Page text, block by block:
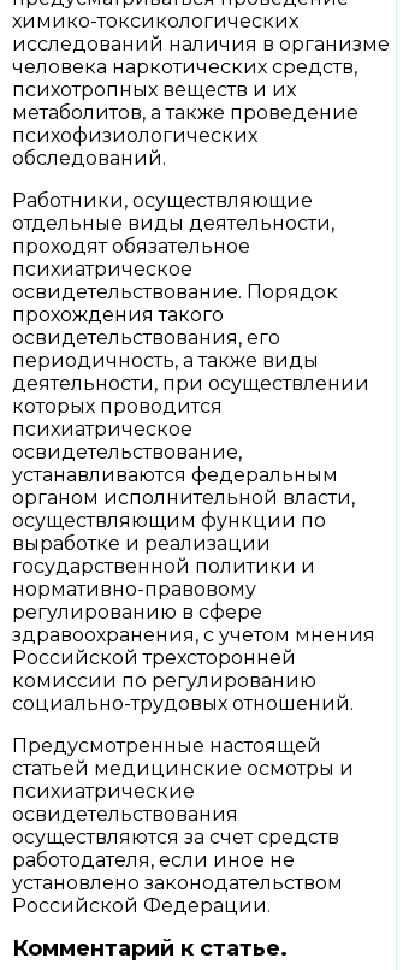
химико-токсикологических
исследований наличия в организме
человека наркотических средств,
психотропных веществ и их
метаболитов, а также проведение
психофизиологических
обследований.
Работники, осуществляющие
отдельные виды деятельности,
проходят обязательное
психиатрическое
освидетельствование. Порядок
прохождения такого
освидетельствования, его
периодичность, а также виды
деятельности, при осуществлении
которых проводится
психиатрическое
освидетельствование,
устанавливаются федеральным
органом исполнительной власти,
осуществляющим функции по
выработке и реализации
государственной политики и
нормативно-правовому
регулированию в сфере
здравоохранения, с учетом мнения
Российской трехсторонней
комиссии по регулированию
социально-трудовых отношений.
Предусмотренные настоящей
статьей медицинские осмотры и
психиатрические
освидетельствования
осуществляются за счет средств
работодателя, если иное не
установлено законодательством
Российской Федерации.
Комментарий к статье.